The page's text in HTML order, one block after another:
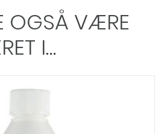
OGSÅ VÆRE
I…